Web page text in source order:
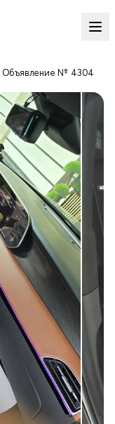
Объявление № 4304